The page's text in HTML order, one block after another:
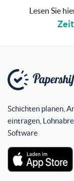
Lesen Sie
Schichten planen,
eintragen,
Software